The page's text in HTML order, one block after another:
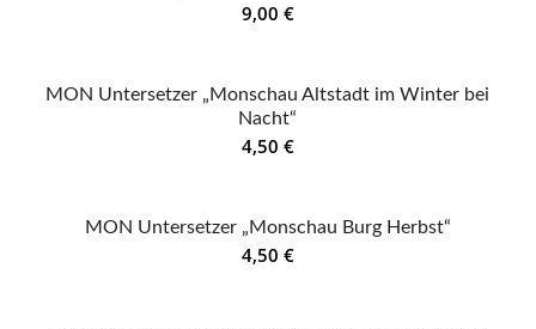
9,00 €
MON Untersetzer „Monschau Altstadt im Winter bei
Nacht“
4,50 €
MON Untersetzer „Monschau Burg Herbst“
4,50 €